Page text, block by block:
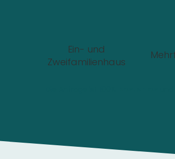
Ein- und
Zweifamilienhaus